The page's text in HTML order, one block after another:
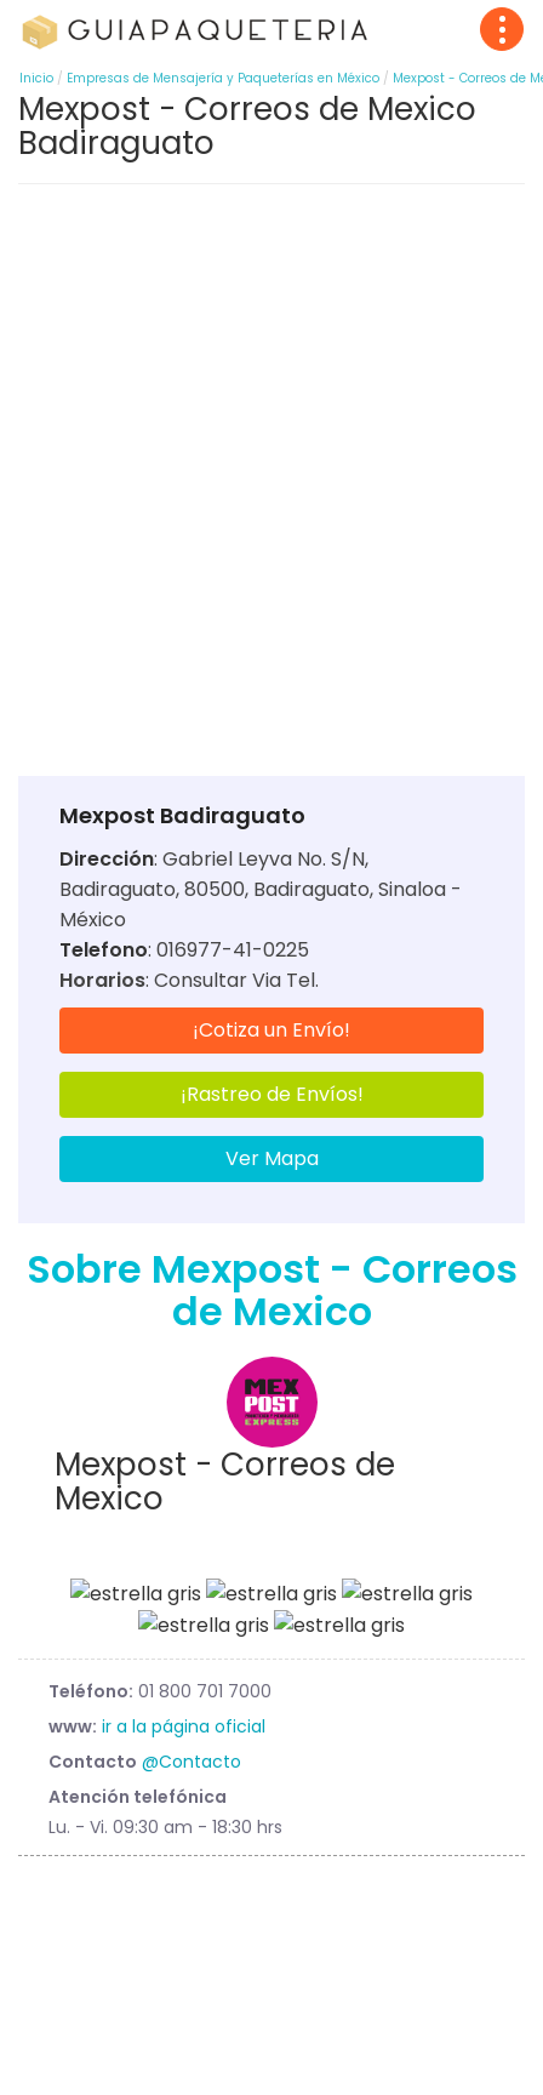
Inicio Empresas de Mensajería y Paqueterías en México Mexpost - Correos de
Mexpost - Correos de Mexico
Badiraguato
Mexpost Badiraguato
Dirección: Gabriel Leyva No. S/N,
Badiraguato, 80500, Badiraguato, Sinaloa -
México
Telefono: 016977-41-0225
Horarios: Consultar Via Tel.
¡Cotiza un Envío!
¡Rastreo de Envíos!
Ver Mapa
Sobre Mexpost - Correos
de Mexico
Mexpost - Correos de
Mexico
Teléfono: 01 800 701 7000
www: ir a la página oficial
Contacto @Contacto
Atención telefónica
Lu. - Vi. 09:30 am - 18:30 hrs